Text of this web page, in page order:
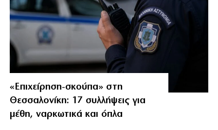
«Επιχείρηση-σκούπα» στη
Θεσσαλονίκη: 17 συλλήψεις για
μέθη, ναρκωτικά και όπλα